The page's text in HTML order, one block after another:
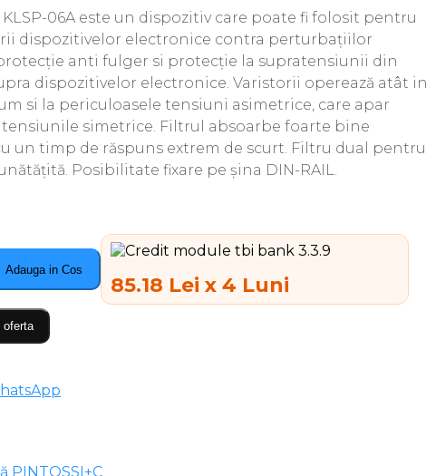
KLSP-06A este un dispozitiv care poate fi folosit pentru
dispozitivelor electronice contra perturbațiilor
anti fulger si protecție la supratensiunii din
dispozitivelor electronice. Varistorii operează atât in
si la periculoasele tensiuni asimetrice, care apar
simetrice. Filtrul absoarbe foarte bine
un timp de răspuns extrem de scurt. Filtru dual pentru
Posibilitate fixare pe șina DIN-RAIL.
Adauga in Cos
85.18 Lei x 4 Luni
oferta